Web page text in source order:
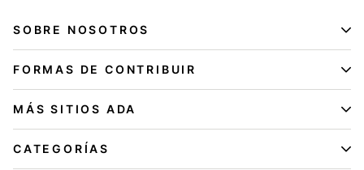
SOBRE NOSOTROS
FORMAS DE CONTRIBUIR
MÁS SITIOS ADA
CATEGORÍAS